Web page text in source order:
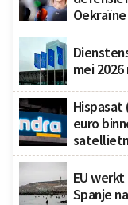
Oekraïne
mei
Hispasat
euro
EU
Spanje